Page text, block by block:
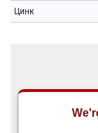
Цинк